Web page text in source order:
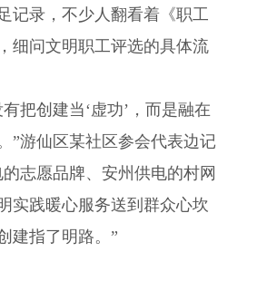
记录，不少人翻看着《职工
细问文明职工评选的具体流
创建当‘虚功’，而是融在
”游仙区某社区参会代表边记
志愿品牌、安州供电的村网
实践暖心服务送到群众心坎
建指了明路。”